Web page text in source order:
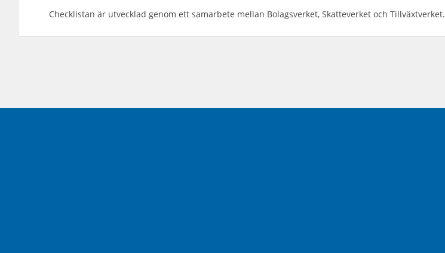
Checklistan är utvecklad genom ett samarbete mellan Bolagsverket, Skatteverket och Tillväxtverket.